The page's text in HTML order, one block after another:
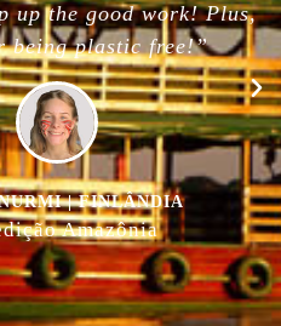
good work! Plus,
plastic free!”
| FINLÂNDIA
Amazônia